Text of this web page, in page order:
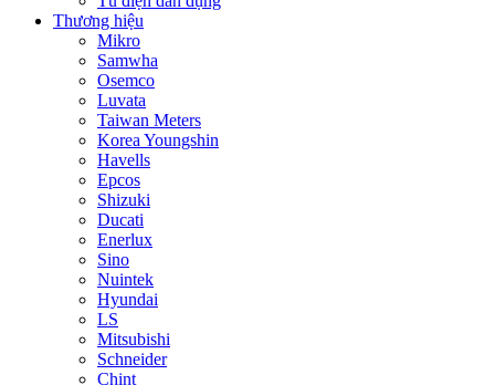
Thương hiệu
Mikro
Samwha
Osemco
Luvata
Taiwan Meters
Korea Youngshin
Havells
Epcos
Shizuki
Ducati
Enerlux
Sino
Nuintek
Hyundai
LS
Mitsubishi
Schneider
Chint